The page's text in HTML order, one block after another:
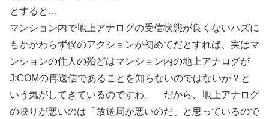
とすると…
マンション内で地上アナログの受信状態が良くないハズに
もかかわらず僕のアクションが初めてだとすれば、実はマ
ンションの住人の殆どはマンション内の地上アナログが
J:COMの再送信であることを知らないのではないか？と
いう気がしてきているのですわ。 だから、地上アナログ
の映りが悪いのは「放送局が悪いのだ」と思っているので